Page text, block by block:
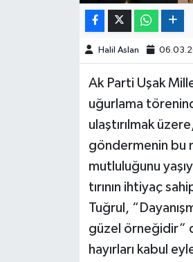
Halil Aslan
Ak Parti Uşak
uğurlama
ulaştırılmak
göndermenin bu
mutluluğunu
tırının ihtiyaç
Tuğrul,
güzel örneğidir”
hayırları kabul